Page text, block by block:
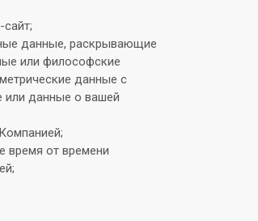
данные, раскрывающие
или философские
данные с
или данные о вашей
время от времени